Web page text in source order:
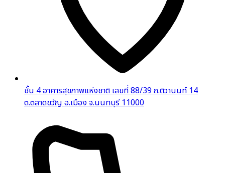
ชั้น 4 อาคารสุขภาพแห่งชาติ เลขที่ 88/39 ถ.ติวานนท์ 14
ต.ตลาดขวัญ อ.เมือง จ.นนทบุรี 11000